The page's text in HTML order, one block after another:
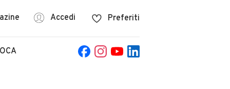
Accedi Preferiti